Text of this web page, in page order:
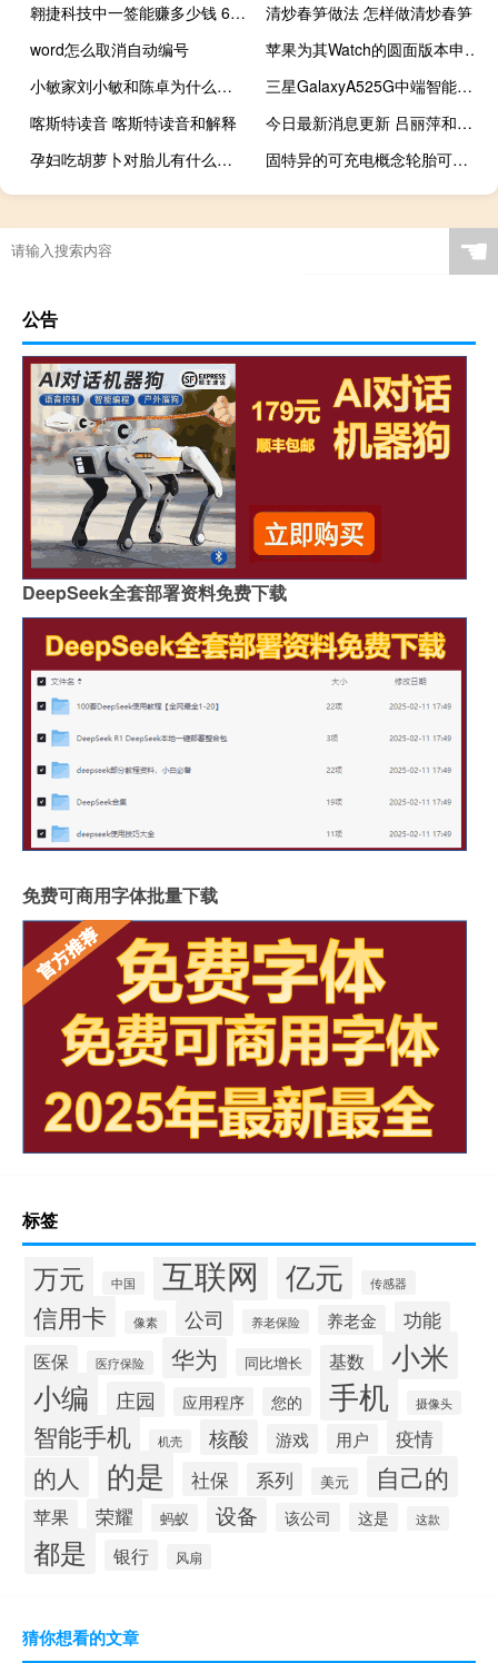
翱捷科技中一签能赚多少钱 688220翱捷科技打新收益怎么样以上市目标价
清炒春笋做法 怎样做清炒春笋
word怎么取消自动编号
苹果为其Watch的圆面版本申请了专利
小敏家刘小敏和陈卓为什么分手了
三星GalaxyA525G中端智能手机的第一张照片泄露
喀斯特读音 喀斯特读音和解释
今日最新消息更新 吕丽萍和安倍啥关系 其在微博发文悼念为安倍痛哭流泪引发争议
孕妇吃胡萝卜对胎儿有什么好处 孕妇吃胡萝卜对胎儿好吗
固特异的可充电概念轮胎可根据需要挤出额外的胎面
☚
公告
DeepSeek全套部署资料免费下载
免费可商用字体批量下载
标签
万元 中国 互联网 亿元 传感器
信用卡 像素 公司 养老保险 养老金 功能
医保 医疗保险 华为 同比增长 基数 小米
小编 庄园 应用程序 您的 手机 摄像头
智能手机 机壳 核酸 游戏 用户 疫情
的人 的是 社保 系列 美元 自己的
苹果 荣耀 蚂蚁 设备 该公司 这是 这款
都是 银行 风扇
猜你想看的文章